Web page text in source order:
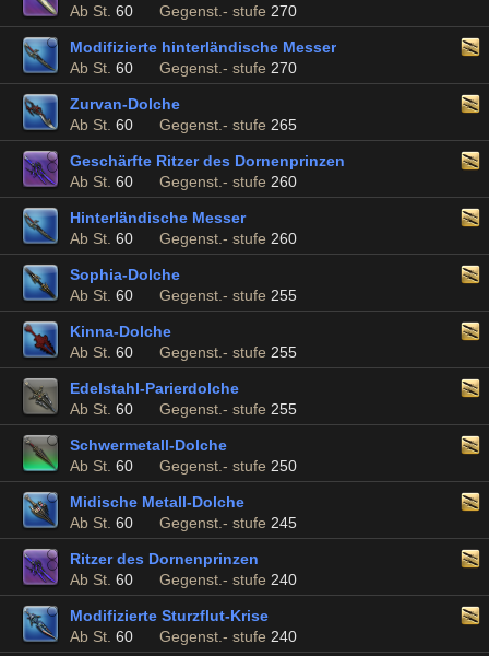
Ab St. 60 Gegenst.- stufe 270
Modifizierte hinterländische Messer
Ab St. 60 Gegenst.- stufe 270
Zurvan-Dolche
Ab St. 60 Gegenst.- stufe 265
Geschärfte Ritzer des Dornenprinzen
Ab St. 60 Gegenst.- stufe 260
Hinterländische Messer
Ab St. 60 Gegenst.- stufe 260
Sophia-Dolche
Ab St. 60 Gegenst.- stufe 255
Kinna-Dolche
Ab St. 60 Gegenst.- stufe 255
Edelstahl-Parierdolche
Ab St. 60 Gegenst.- stufe 255
Schwermetall-Dolche
Ab St. 60 Gegenst.- stufe 250
Midische Metall-Dolche
Ab St. 60 Gegenst.- stufe 245
Ritzer des Dornenprinzen
Ab St. 60 Gegenst.- stufe 240
Modifizierte Sturzflut-Krise
Ab St. 60 Gegenst.- stufe 240